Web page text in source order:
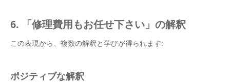
6. 「修理費用もお任せ下さい」の解釈
この表現から、複数の解釈と学びが得られます:
ポジティブな解釈